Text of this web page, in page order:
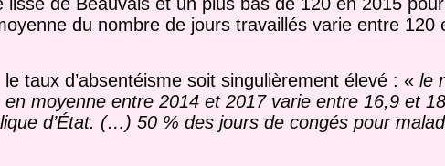
du nombre de jours travaillés varie entre 120
le taux d’absentéisme soit singulièrement élevé : « le
moyenne entre 2014 et 2017 varie entre 16,9 et
d’État. (…) 50 % des jours de congés pour